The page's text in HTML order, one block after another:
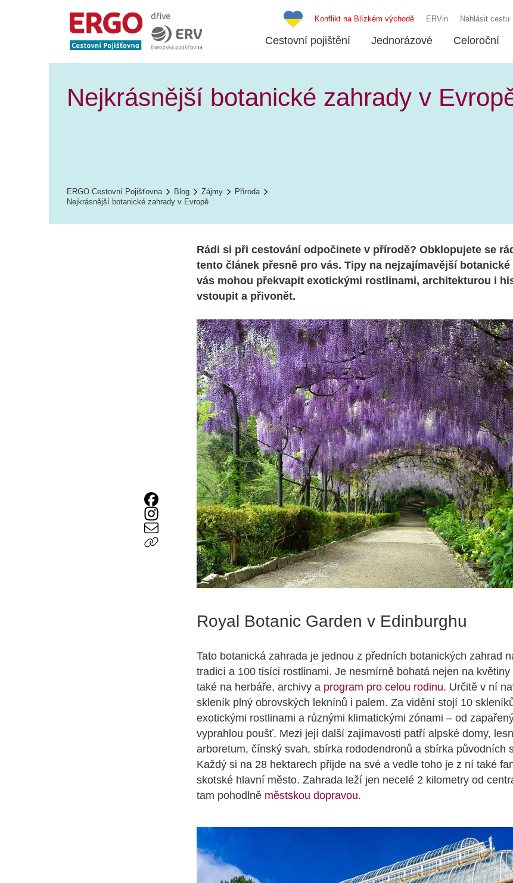
Konflikt na Blízkém východě ERVin Nahlásit cestu
Cestovní pojištění Jednorázové Celoroční
Nejkrásnější botanické zahrady v
ERGO Cestovní Pojišťovna Blog Zájmy
Příroda
Nejkrásnější botanické zahrady v Evropě
Rádi si při cestování odpočinete v přírodě? Obklopujete se
tento článek přesně pro vás. Tipy na nejzajímavější
vás mohou překvapit exotickými rostlinami, architekturou i
vstoupit a přivonět.
Royal Botanic Garden v Edinburghu
Tato botanická zahrada je jednou z předních botanických zahrad
tradicí a 100 tisíci rostlinami. Je nesmírně bohatá nejen na
také na herbáře, archivy a program pro celou rodinu. Určitě v ní
skleník plný obrovských leknínů i palem. Za vidění stojí 10
exotickými rostlinami a různými klimatickými zónami – od
vyprahlou poušť. Mezi její další zajímavosti patří alpské domy,
arboretum, čínský svah, sbírka rododendronů a sbírka původních
Každý si na 28 hektarech přijde na své a vedle toho je z ní také
skotské hlavní město. Zahrada leží jen necelé 2 kilometry od
tam pohodlně městskou dopravou.